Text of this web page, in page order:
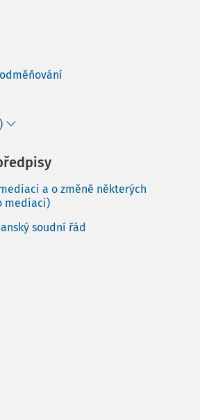
a o změně některých
mediaci)
soudní řád